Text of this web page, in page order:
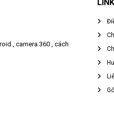
, camera 360 , cách